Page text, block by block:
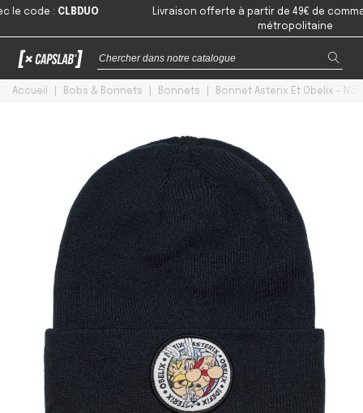
:CLBDUO
Livraison offerte à partir de 49€ de commande
métropolitaine
Accueil Bobs & Bonnets Bonnets Bonnet Asterix Et Obelix -